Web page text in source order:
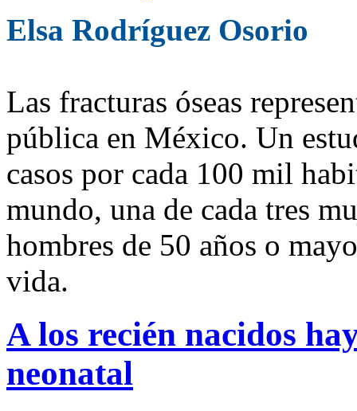
Elsa Rodríguez Osorio
Las fracturas óseas
pública en México. Un
casos por cada 100 mil
mundo, una de cada tres
hombres de 50 años o
vida.
A los recién nacidos
neonatal